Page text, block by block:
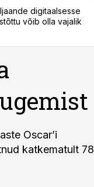
digitaalsesse
võib olla vajalik
Oscar’i
katkematult 78